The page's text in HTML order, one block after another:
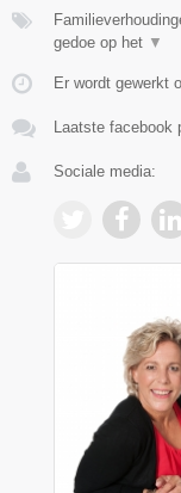
gedoe op het ▼
Er wordt gewerkt
Laatste facebook
Sociale media: